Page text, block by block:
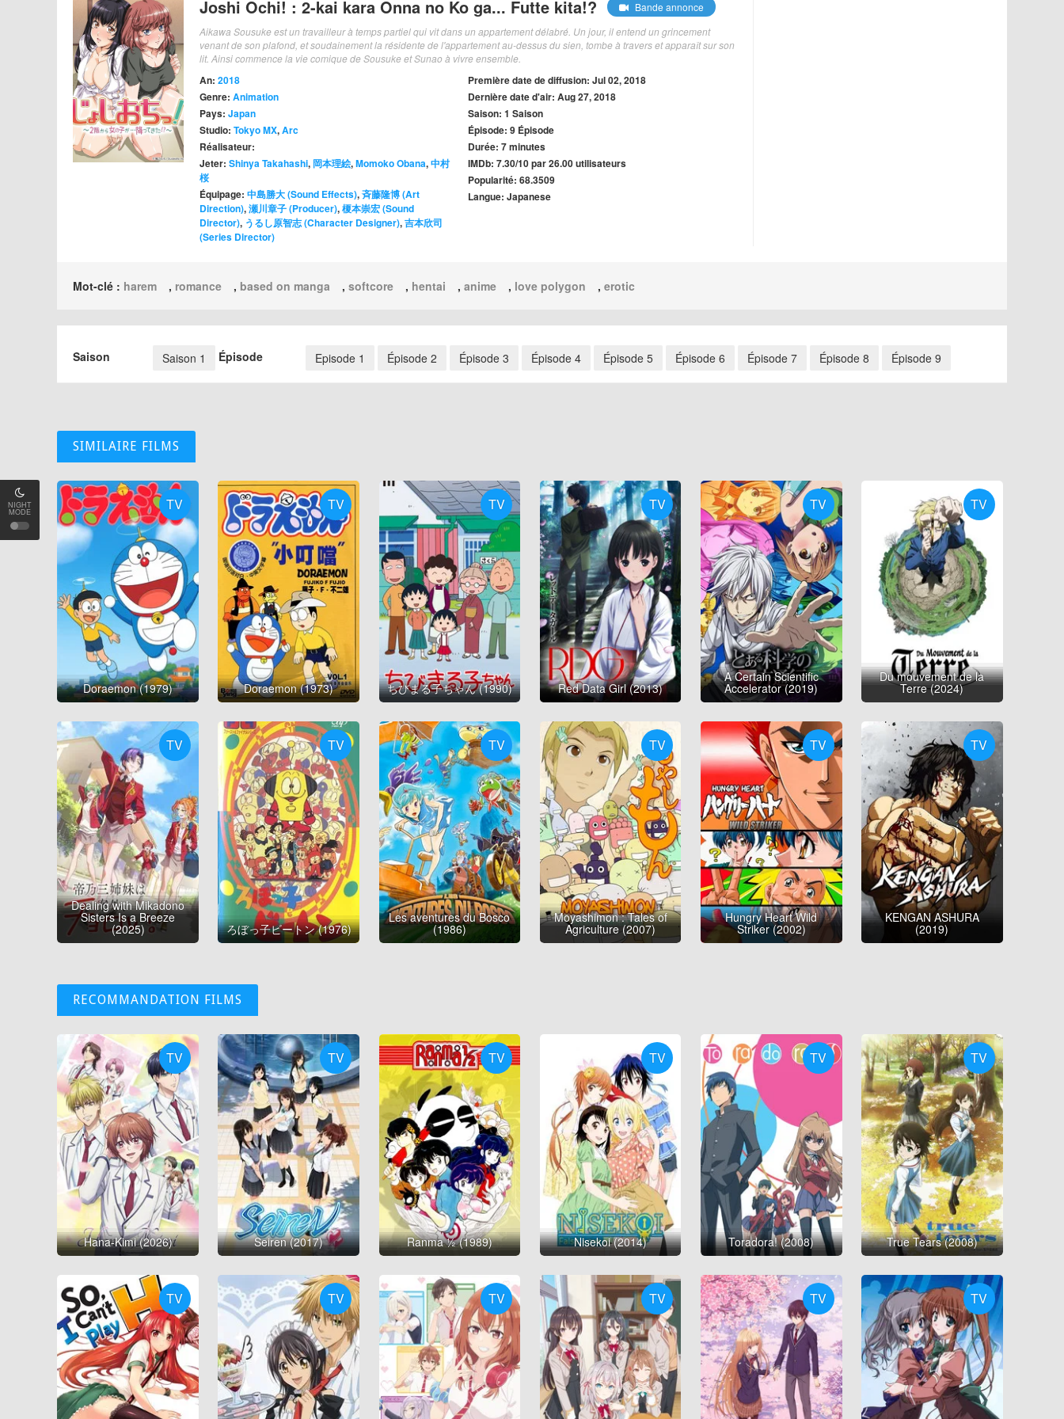
NIGHT
MODE
Joshi Ochi! : 2-kai kara Onna no Ko ga... Futte kita!?
Bande annonce
Aikawa Sousuke est un travailleur à temps partiel qui vit dans un appartement délabré. Un jour, il entend un grincement
venant de son plafond, et soudainement la résidente de l'appartement au-dessus du sien, tombe à travers et apparaît sur son
lit. Ainsi commence la vie comique de Sousuke et Sunao à vivre ensemble.
An: 2018
Genre: Animation
Pays: Japan
Studio: Tokyo MX,Arc
Réalisateur:
Jeter: Shinya Takahashi, 岡本理絵,Momoko Obana,中村
桜
Équipage: 中島勝大 (Sound Effects),斉藤隆博 (Art
Direction),瀬川章子 (Producer),榎本崇宏 (Sound
Director), うるし原智志 (Character Designer),吉本欣司
(Series Director)
Première date de diffusion: Jul 02, 2018
Dernière date d'air: Aug 27, 2018
Saison: 1 Saison
Épisode: 9 Épisode
Durée: 7 minutes
IMDb: 7.30/10 par 26.00 utilisateurs
Popularité: 68.3509
Langue: Japanese
Mot-clé : harem , romance , based on manga , softcore , hentai , anime , love polygon , erotic
Saison Saison 1 Épisode Episode 1 Épisode 2 Épisode 3 Épisode 4 Épisode 5 Épisode 6 Épisode 7 Épisode 8 Épisode 9
SIMILAIRE FILMS
TV
Doraemon (1979)
TV
Doraemon (1973)
TV
ちびまる子ちゃん (1990)
TV
Red Data Girl (2013)
TV
A Certain Scientific
Accelerator (2019)
TV
Du mouvement de la
Terre (2024)
TV
Dealing with Mikadono
Sisters Is a Breeze
(2025)
TV
ろぼっ子ビートン (1976)
TV
Les aventures du Bosco
(1986)
TV
Moyashimon : Tales of
Agriculture (2007)
TV
Hungry Heart Wild
Striker (2002)
TV
KENGAN ASHURA
(2019)
RECOMMANDATION FILMS
TV
Hana-Kimi (2026)
TV
Seiren (2017)
TV
Ranma ½ (1989)
TV
Nisekoi (2014)
TV
Toradora! (2008)
TV
True Tears (2008)
TV TV TV TV TV TV